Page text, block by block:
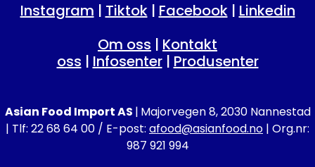
Instagram | Tiktok| Facebook| Linkedin
Om oss | Kontakt
oss | Infosenter| Produsenter
Asian Food Import AS | Majorvegen 8, 2030 Nannestad
| Tlf: 22 68 64 00 / E-post: afood@asianfood.no | Org.nr:
987 921 994